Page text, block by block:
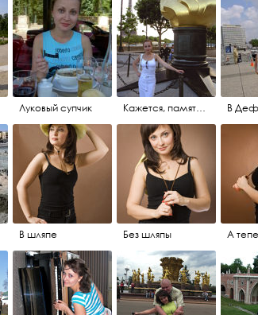
Луковый супчик Кажется, памятник леди Ди В
В шляпе Без шляпы